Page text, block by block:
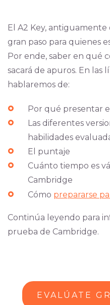
El A2 Key, antiguamente
gran paso para quienes
Por ende, saber en qué
sacará de apuros. En las
hablaremos de:
Por qué presentar
Las diferentes
habilidades
El puntaje
Cuánto tiempo es
Cambridge
Cómo prepararse
Continúa leyendo para
prueba de Cambridge.
EVALÚATE